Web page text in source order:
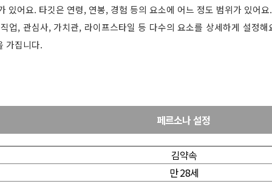
있어요. 타깃은 연령, 연봉, 경험 등의 요소에 어느 정도 범위가 있어
업, 관심사, 가치관, 라이프스타일 등 다수의 요소를 상세하게 설정
가집니다.
페르소나설정
김약속
만28세